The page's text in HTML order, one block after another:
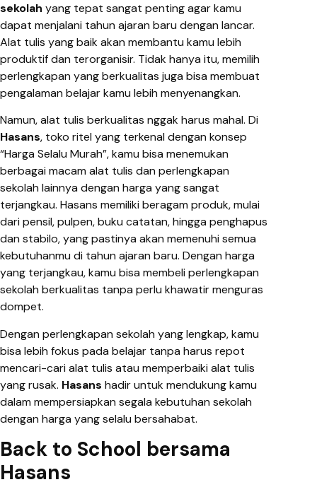
sekolah yang tepat sangat penting agar kamu
dapat menjalani tahun ajaran baru dengan lancar.
Alat tulis yang baik akan membantu kamu lebih
produktif dan terorganisir. Tidak hanya itu, memilih
perlengkapan yang berkualitas juga bisa membuat
pengalaman belajar kamu lebih menyenangkan.
Namun, alat tulis berkualitas nggak harus mahal. Di
Hasans, toko ritel yang terkenal dengan konsep
“Harga Selalu Murah”, kamu bisa menemukan
berbagai macam alat tulis dan perlengkapan
sekolah lainnya dengan harga yang sangat
terjangkau. Hasans memiliki beragam produk, mulai
dari pensil, pulpen, buku catatan, hingga penghapus
dan stabilo, yang pastinya akan memenuhi semua
kebutuhanmu di tahun ajaran baru. Dengan harga
yang terjangkau, kamu bisa membeli perlengkapan
sekolah berkualitas tanpa perlu khawatir menguras
dompet.
Dengan perlengkapan sekolah yang lengkap, kamu
bisa lebih fokus pada belajar tanpa harus repot
mencari-cari alat tulis atau memperbaiki alat tulis
yang rusak. Hasans hadir untuk mendukung kamu
dalam mempersiapkan segala kebutuhan sekolah
dengan harga yang selalu bersahabat.
Back to School bersama
Hasans